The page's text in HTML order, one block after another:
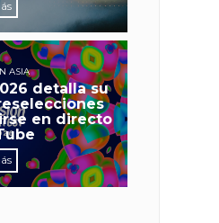
ASIA
detalla su
en directo